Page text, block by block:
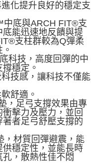
化提升良好的穩定支
中底與ARCH FIT®支
能迅速地反饋與提
支柱群較為Q彈柔
科技，高度回彈的中
穩定。
技感，讓科技不僅能
舒適。
，足弓支撐效果由專
擊力及壓力，並回
者足弓舒壓支撐的
，材質回彈避震，能
供穩定性，並能長時
，散熱性佳不悶